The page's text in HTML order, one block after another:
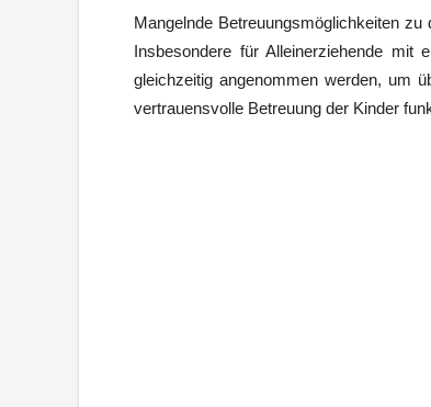
Mangelnde Betreuungsmöglichkeiten
Insbesondere für Alleinerziehende mit
gleichzeitig angenommen werden, um
vertrauensvolle Betreuung der Kinder